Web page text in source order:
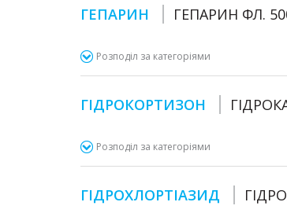
ГЕПАРИН ГЕПАРИН ФЛ.
Розподіл за категоріями
ГІДРОКОРТИЗОН
Розподіл за категоріями
ГІДРОХЛОРТІАЗИД